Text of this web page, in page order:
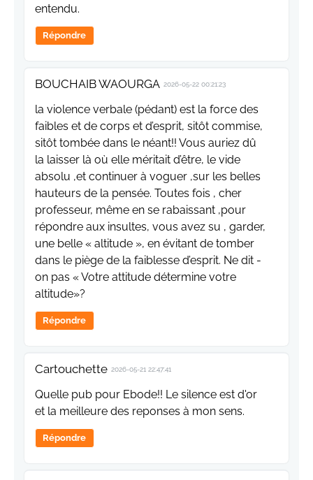
entendu.
Répondre
BOUCHAIB WAOURGA 2026-05-22 00:21:23
la violence verbale (pédant) est la force des
faibles et de corps et d’esprit, sitôt commise,
sitôt tombée dans le néant!! Vous auriez dû
la laisser là où elle méritait d’être, le vide
absolu ,et continuer à voguer ,sur les belles
hauteurs de la pensée. Toutes fois , cher
professeur, même en se rabaissant ,pour
répondre aux insultes, vous avez su , garder,
une belle « altitude », en évitant de tomber
dans le piège de la faiblesse d’esprit. Ne dit -
on pas « Votre attitude détermine votre
altitude»?
Répondre
Cartouchette 2026-05-21 22:47:41
Quelle pub pour Ebode!! Le silence est d'or
et la meilleure des reponses à mon sens.
Répondre